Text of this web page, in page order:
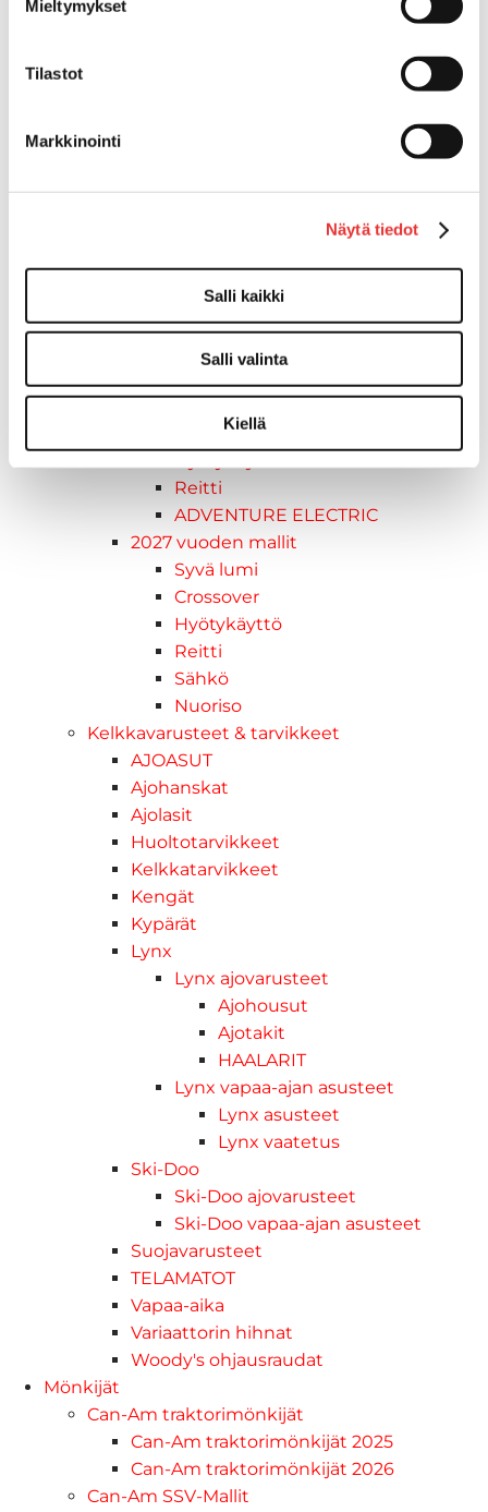
Mieltymykset
Tilastot
Markkinointi
Näytä tiedot
Salli kaikki
Salli valinta
Kiellä
Syvä lumi
Hyötykäyttö
Keskikokoiset
Nuoriso
Lynx-moottorikelkat
2026 vuoden mallit
Crossover
Reitti
ADVENTURE ELECTRIC
2027 vuoden mallit
Syvä lumi
Crossover
Hyötykäyttö
Reitti
Sähkö
Nuoriso
Kelkkavarusteet & tarvikkeet
AJOASUT
Ajohanskat
Ajolasit
Huoltotarvikkeet
Kelkkatarvikkeet
Kengät
Kypärät
Lynx
Lynx ajovarusteet
Ajohousut
Ajotakit
HAALARIT
Lynx vapaa-ajan asusteet
Lynx asusteet
Lynx vaatetus
Ski-Doo
Ski-Doo ajovarusteet
Ski-Doo vapaa-ajan asusteet
Suojavarusteet
TELAMATOT
Vapaa-aika
Variaattorin hihnat
Woody's ohjausraudat
Mönkijät
Can-Am traktorimönkijät
Can-Am traktorimönkijät 2025
Can-Am traktorimönkijät 2026
Can-Am SSV-Mallit